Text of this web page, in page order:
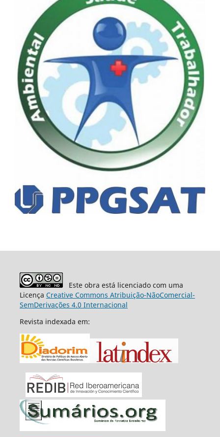
Este obra está licenciado com uma
Licença Creative Commons Atribuição-NãoComercial-
SemDerivações 4.0 Internacional
Revista indexada em: